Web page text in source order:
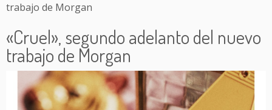
trabajo de Morgan
«Cruel», segundo adelanto del nuevo
trabajo de Morgan